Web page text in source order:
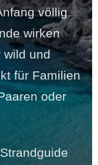
völlig
wirken
wild und
für Familien
oder